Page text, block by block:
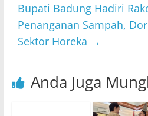
Bupati Badung Hadiri
Penanganan Sampah,
Sektor Horeka →
Anda Juga